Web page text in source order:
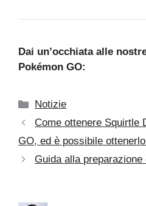
Dai un’occhiata alle
Pokémon GO:
Categorie
Notizie
Come ottenere Squirtle
GO, ed è possibile
Guida alla